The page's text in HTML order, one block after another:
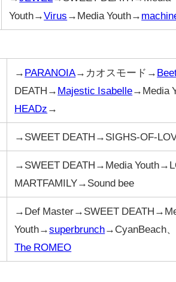
Youth→Virus →Media Youth→
→ PARANOIA→カオスモード→
DEATH→ Majestic Isabelle→Media
HEADz →
→SWEET DEATH→SIGHS-OF-
→SWEET DEATH→Media
MARTFAMILY→Sound bee
→Def Master→SWEET
Youth→superbrunch→CyanBeach
The ROMEO